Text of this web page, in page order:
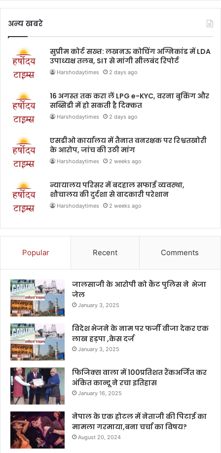
अन्य खबरे
सुप्रीम कोर्ट सख्त: लखनऊ कोचिंग अग्निकांड में LDA
उपाध्यक्ष तलब, SIT से मांगी सीलबंद रिपोर्ट
Harshodaytimes 2 days ago
16 अगस्त तक करा लें LPG e-KYC, वरना बुकिंग और
सब्सिडी में हो सकती है दिक्कत
Harshodaytimes 2 days ago
एसडीओ कार्यालय में तैनात वनरक्षक पर रिश्वतखोरी
के आरोप, जांच की उठी मांग
Harshodaytimes 2 weeks ago
न्यायालय परिसर में बदहाल सफाई व्यवस्था,
शौचालय की दुर्दशा से वादकारी परेशान
Harshodaytimes 2 weeks ago
Popular Recent Comments
जालसाजी के आरोपी को कैंट पुलिस ने भेजा
जेल
January 3, 2025
विदेश भेजने के नाम पर फर्जी वीजा देकर एक
लाख हड़पा ,केस दर्ज
January 3, 2025
फिजिक्स वाला में 100प्रतिशत रैंकअर्जित कर
अंकित कान्दू ने रचा इतिहास
January 16, 2025
नेपाल के एक होटल में नेताजी की पिटाई का
मामला गरमाया,बना चर्चा का विषय?
August 20, 2024